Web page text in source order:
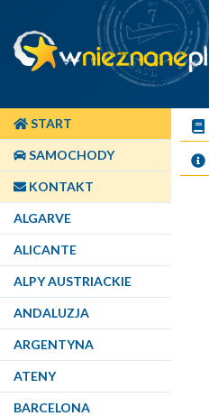
START
SAMOCHODY
KONTAKT
ALGARVE
ALICANTE
ALPY AUSTRIACKIE
ANDALUZJA
ARGENTYNA
ATENY
BARCELONA